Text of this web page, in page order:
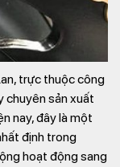
trực thuộc công
chuyên sản xuất
nay, đây là một
định trong
hoạt động sang